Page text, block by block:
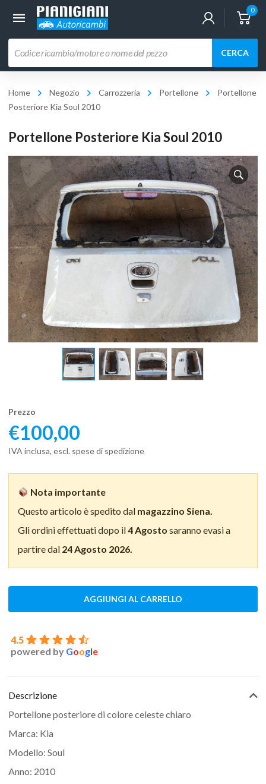
0
prodotti
CERCA
Home Negozio Carrozzeria Portellone
Portellone
Posteriore Kia Soul 2010
Portellone Posteriore Kia Soul 2010
Prezzo
€100,00
IVA inclusa, escl. spese di spedizione
Nota importante
Questo articolo è spedito dal magazzino Siena.
Gli ordini effettuati dopo il4 Agosto saranno evasi a
partire dal 24 Agosto 2026.
AGGIUNGI AL CARRELLO
4.5
powered by Google
Descrizione
Portellone posteriore di colore celeste chiaro
Marca: Kia
Modello: Soul
Anno: 2010